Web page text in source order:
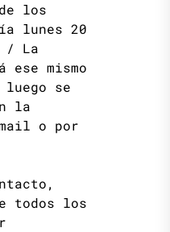
los
lunes 20
/ La
mismo
se
la
o por
todos los